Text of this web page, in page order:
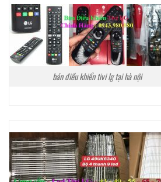
bán điều khiển tivi lg tại hà nội